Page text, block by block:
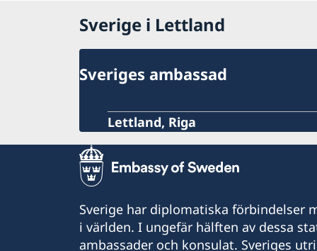
Sverige i Lettland
Sveriges ambassad
Lettland, Riga
Sverige har diplomatiska förbindelser
i världen. I ungefär hälften av dessa
ambassader och konsulat. Sveriges